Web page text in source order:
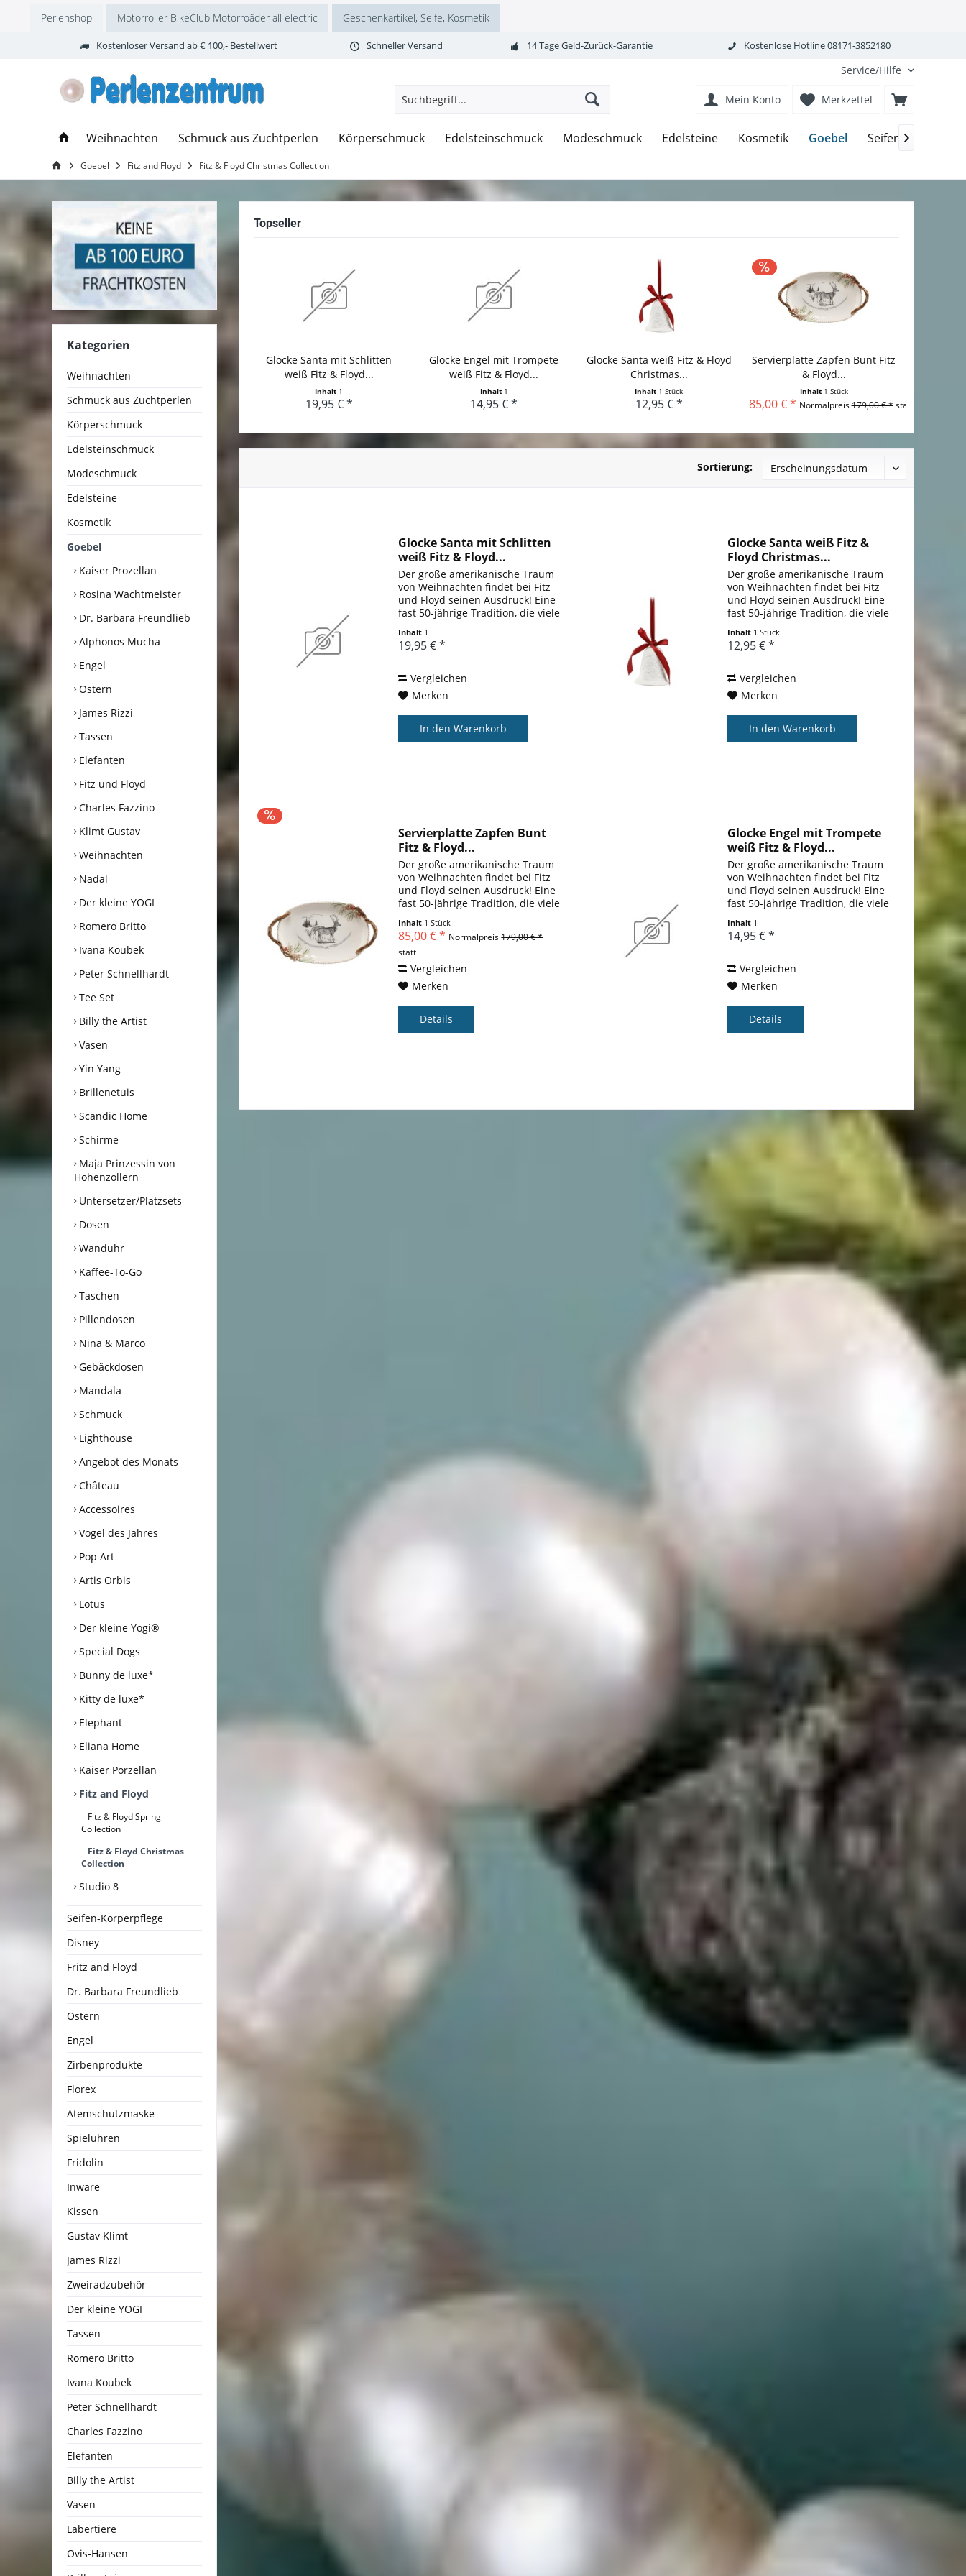
Perlenshop Motorroller BikeClub Motorroäder all electric Geschenkartikel, Seife, Kosmetik
Kostenloser Versand ab € 100,- Bestellwert Schneller Versand 14 Tage Geld-Zurück-Garantie Kostenlose Hotline 08171-3852180
Service/Hilfe
Merkzettel
Mein Konto
Weihnachten Schmuck aus Zuchtperlen Körperschmuck Edelsteinschmuck Modeschmuck Edelsteine Kosmetik Goebel Seifen-
Goebel Fitz and Floyd Fitz & Floyd Christmas Collection
Kategorien
Weihnachten
Schmuck aus Zuchtperlen
Körperschmuck
Edelsteinschmuck
Modeschmuck
Edelsteine
Kosmetik
Goebel
Kaiser Prozellan
Rosina Wachtmeister
Dr. Barbara Freundlieb
Alphonos Mucha
Engel
Ostern
James Rizzi
Tassen
Elefanten
Fitz und Floyd
Charles Fazzino
Klimt Gustav
Weihnachten
Nadal
Der kleine YOGI
Romero Britto
Ivana Koubek
Peter Schnellhardt
Tee Set
Billy the Artist
Vasen
Yin Yang
Brillenetuis
Scandic Home
Schirme
Maja Prinzessin von
Hohenzollern
Untersetzer/Platzsets
Dosen
Wanduhr
Kaffee-To-Go
Taschen
Pillendosen
Nina & Marco
Gebäckdosen
Mandala
Schmuck
Lighthouse
Angebot des Monats
Château
Accessoires
Vogel des Jahres
Pop Art
Artis Orbis
Lotus
Der kleine Yogi®
Special Dogs
Bunny de luxe*
Kitty de luxe*
Elephant
Eliana Home
Kaiser Porzellan
Fitz and Floyd
Fitz & Floyd Spring
Collection
Fitz & Floyd Christmas
Collection
Studio 8
Seifen-Körperpflege
Disney
Fritz and Floyd
Dr. Barbara Freundlieb
Ostern
Engel
Zirbenprodukte
Florex
Atemschutzmaske
Spieluhren
Fridolin
Inware
Kissen
Gustav Klimt
James Rizzi
Zweiradzubehör
Der kleine YOGI
Tassen
Romero Britto
Ivana Koubek
Peter Schnellhardt
Charles Fazzino
Elefanten
Billy the Artist
Vasen
Labertiere
Ovis-Hansen
Topseller
Glocke Santa mit Schlitten
weiß Fitz & Floyd...
Inhalt 1
19,95 € *
Glocke Engel mit Trompete
weiß Fitz & Floyd...
Inhalt 1
14,95 € *
Glocke Santa weiß Fitz & Floyd
Christmas...
Inhalt 1 Stück
12,95 € *
Servierplatte Zapfen Bunt Fitz
& Floyd...
Inhalt 1 Stück
85,00 € * Normalpreis179,00 € *statt
Sortierung:
Glocke Santa mit Schlitten
weiß Fitz & Floyd...
Der große amerikanische Traum
von Weihnachten findet bei Fitz
und Floyd seinen Ausdruck! Eine
fast 50-jährige Tradition, die viele
ihnen sogar einige First Ladies
aus dem Weißen Haus. Wir
Inhalt 1
19,95 € *
Vergleichen
Merken
In den Warenkorb
Glocke Santa weiß Fitz &
Floyd Christmas...
Der große amerikanische Traum
von Weihnachten findet bei Fitz
und Floyd seinen Ausdruck! Eine
fast 50-jährige Tradition, die viele
ihnen sogar einige First Ladies
aus dem Weißen Haus. Wir
Inhalt 1 Stück
12,95 € *
Vergleichen
Merken
In den Warenkorb
Servierplatte Zapfen Bunt
Fitz & Floyd...
Der große amerikanische Traum
von Weihnachten findet bei Fitz
und Floyd seinen Ausdruck! Eine
fast 50-jährige Tradition, die viele
ihnen sogar einige First Ladies
aus dem Weißen Haus. Wir
freuen uns, Ihnen...
Inhalt 1 Stück
85,00 € * Normalpreis179,00 € *
statt
Vergleichen
Merken
Details
Glocke Engel mit Trompete
weiß Fitz & Floyd...
Der große amerikanische Traum
von Weihnachten findet bei Fitz
und Floyd seinen Ausdruck! Eine
fast 50-jährige Tradition, die viele
ihnen sogar einige First Ladies
aus dem Weißen Haus. Wir
Inhalt 1
14,95 € *
Vergleichen
Merken
Details